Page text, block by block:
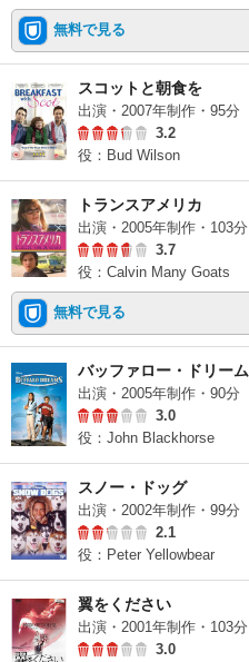
無料で見る
スコットと朝食を
出演・2007年制作・95分
3.2
役：Bud Wilson
トランスアメリカ
出演・2005年制作・103分
3.7
役：Calvin Many Goats
無料で見る
バッファロー・ドリーム
出演・2005年制作・90分
3.0
役：John Blackhorse
スノー・ドッグ
出演・2002年制作・99分
2.1
役：Peter Yellowbear
翼をください
出演・2001年制作・103分
3.0